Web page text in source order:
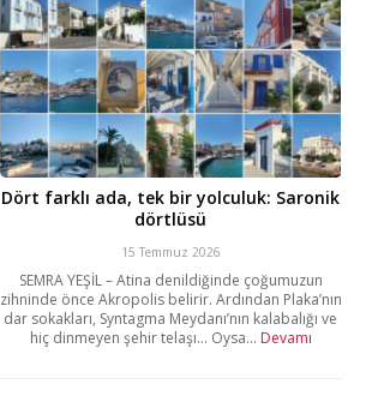
Dört farklı ada, tek bir yolculuk: Saronik
dörtlüsü
15 Temmuz 2026
SEMRA YEŞİL – Atina denildiğinde çoğumuzun
zihninde önce Akropolis belirir. Ardından Plaka’nın
dar sokakları, Syntagma Meydanı’nın kalabalığı ve
hiç dinmeyen şehir telaşı… Oysa... Devamı